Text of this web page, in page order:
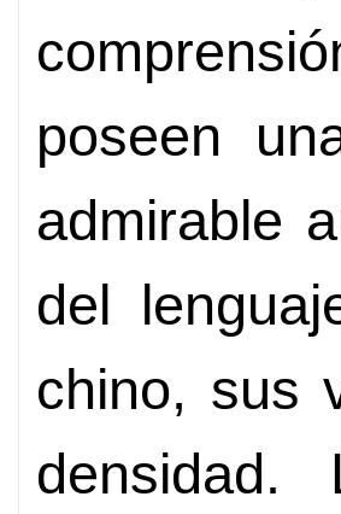
poseen
admirable
del
chino, sus